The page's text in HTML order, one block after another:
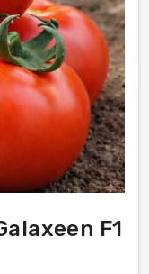
F1